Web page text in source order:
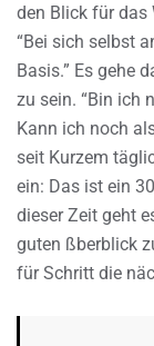
den Blick für das
“Bei sich selbst
Basis.” Es gehe
zu sein. “Bin ich
Kann ich noch
seit Kurzem
ein: Das ist ein
dieser Zeit geht
guten ßberblick
für Schritt die